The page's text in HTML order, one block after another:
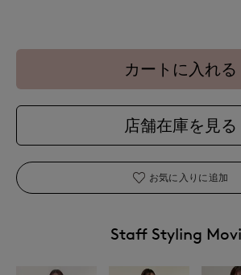
カートに入れる
店舗在庫を見る
お気に入りに追加
Staff Styling